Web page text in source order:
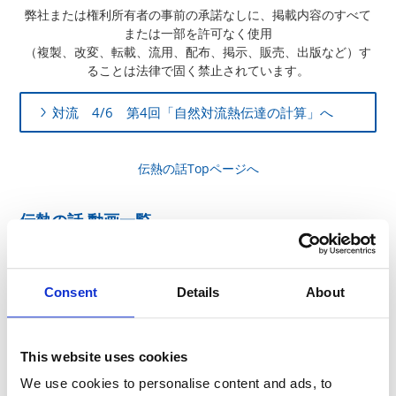
Consent Details About
This website uses cookies
We use cookies to personalise content and ads, to
弊社または権利所有者の事前の承諾なしに、掲載内容のすべて
または一部を許可なく使用
（複製、改変、転載、流用、配布、掲示、販売、出版など）す
ることは法律で固く禁止されています。
対流 4/6 第4回「自然対流熱伝達の計算」へ
伝熱の話Topページへ
伝熱の話 動画一覧